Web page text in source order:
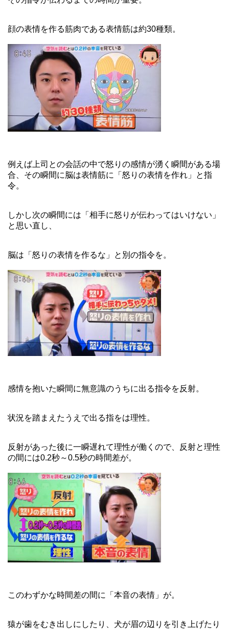
顔の表情を作る筋肉である表情筋は約30種類。
例えば上司との会話の中で怒りの感情が湧く瞬間がある場
合、その瞬間に脳は表情筋に「怒りの表情を作れ」と指
令。
しかし次の瞬間には「相手に怒りが伝わってはいけない」
と思い直し、
脳は「怒りの表情を作るな」と別の指令を。
感情を抱いた瞬間に無意識のうちに出る指令を反射。
状況を踏まえたうえで出る指をは理性。
反射があった後に一瞬遅れて理性が働くので、反射と理性
の間には0.2秒～0.5秒の時間差が。
このわずかな時間差の間に「本音の表情」が。
猿が歯をむき出しにしたり、犬が眉の辺りを引き上げたり